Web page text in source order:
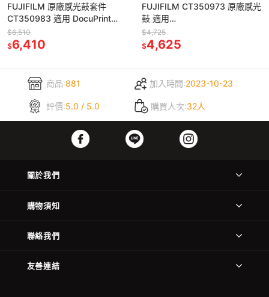
FUJIFILM 原廠感光鼓套件
CT350983 適用 DocuPrint
CP405d/CM405df
$6,510
$6,410
FUJIFILM CT350973 原廠感光
鼓 適用
P355d/M355df/P365d
$4,725
$4,625
商品:881 加入時間:2023-10-23
評價:5.0 / 5.0 購買人次:32人
關於我們
購物須知
聯絡我們
友善連結